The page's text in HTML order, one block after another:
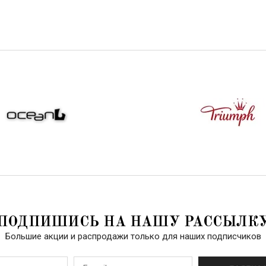
НА НАШУ
Большие акции и распродажи только для наших подписчиков